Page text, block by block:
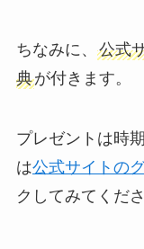
ちなみに、 公式
典が付きます。
プレゼントは時
は公式サイトの
クしてみてくださ